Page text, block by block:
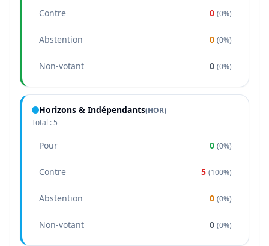
Contre 0 (0%)
Abstention 0 (0%)
Non-votant 0 (0%)
Horizons & Indépendants(HOR)
Total : 5
Pour 0 (0%)
Contre 5 (100%)
Abstention 0 (0%)
Non-votant 0 (0%)